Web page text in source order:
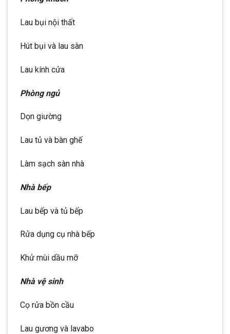
Lau bụi nội thất
Hút bụi và lau sàn
Lau kính cửa
Phòng ngủ
Dọn giường
Lau tủ và bàn ghế
Làm sạch sàn nhà
Nhà bếp
Lau bếp và tủ bếp
Rửa dụng cụ nhà bếp
Khử mùi dầu mỡ
Nhà vệ sinh
Cọ rửa bồn cầu
Lau gương và lavabo